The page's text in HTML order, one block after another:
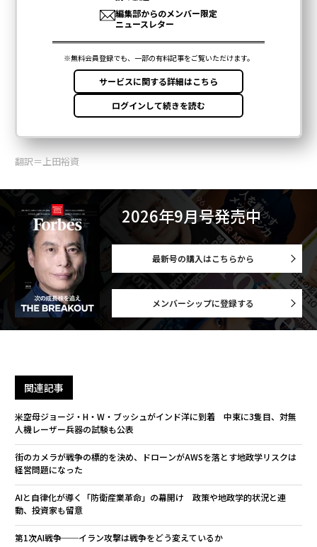
翻訳＝上田裕資
2026年9月号発売中
最新号の購入はこちらから
メンバーシップに登録する
関連記事
米空母ジョージ・H・W・ブッシュがインド洋に到着 中東に3隻目、対無
人機レーザー兵器の試験も公表
街のカメラが戦争の標的を決め、ドローンがAWSを落とす――地政学リスクは
経営問題になった
AIと自律化が導く「防衛産業革命」の幕開け 政策や地政学的状況と連
動、投資家も留意
第1次AI戦争──イラン攻撃は戦争をどう変えているか